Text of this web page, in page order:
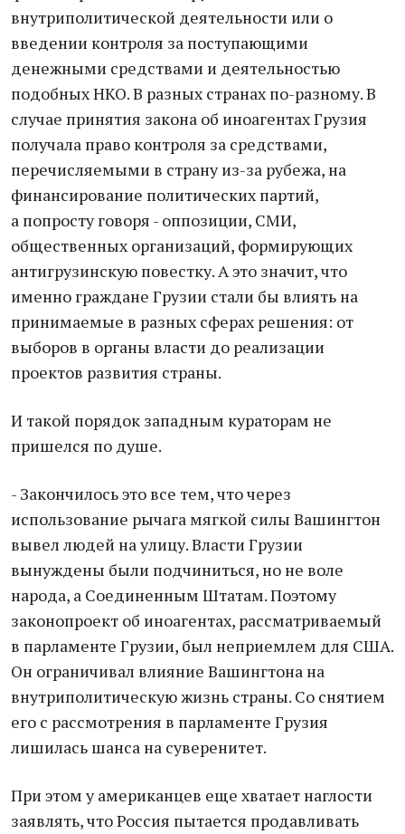
внутриполитической деятельности или о
введении контроля за поступающими
денежными средствами и деятельностью
подобных НКО. В разных странах по-разному. В
случае принятия закона об иноагентах Грузия
получала право контроля за средствами,
перечисляемыми в страну из-за рубежа, на
финансирование политических партий,
а попросту говоря - оппозиции, СМИ,
общественных организаций, формирующих
антигрузинскую повестку. А это значит, что
именно граждане Грузии стали бы влиять на
принимаемые в разных сферах решения: от
выборов в органы власти до реализации
проектов развития страны.
И такой порядок западным кураторам не
пришелся по душе.
- Закончилось это все тем, что через
использование рычага мягкой силы Вашингтон
вывел людей на улицу. Власти Грузии
вынуждены были подчиниться, но не воле
народа, а Соединенным Штатам. Поэтому
законопроект об иноагентах, рассматриваемый
в парламенте Грузии, был неприемлем для США.
Он ограничивал влияние Вашингтона на
внутриполитическую жизнь страны. Со снятием
его с рассмотрения в парламенте Грузия
лишилась шанса на суверенитет.
При этом у американцев еще хватает наглости
заявлять, что Россия пытается продавливать